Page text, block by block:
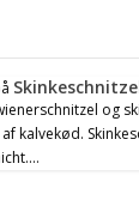
og
kalvekød.